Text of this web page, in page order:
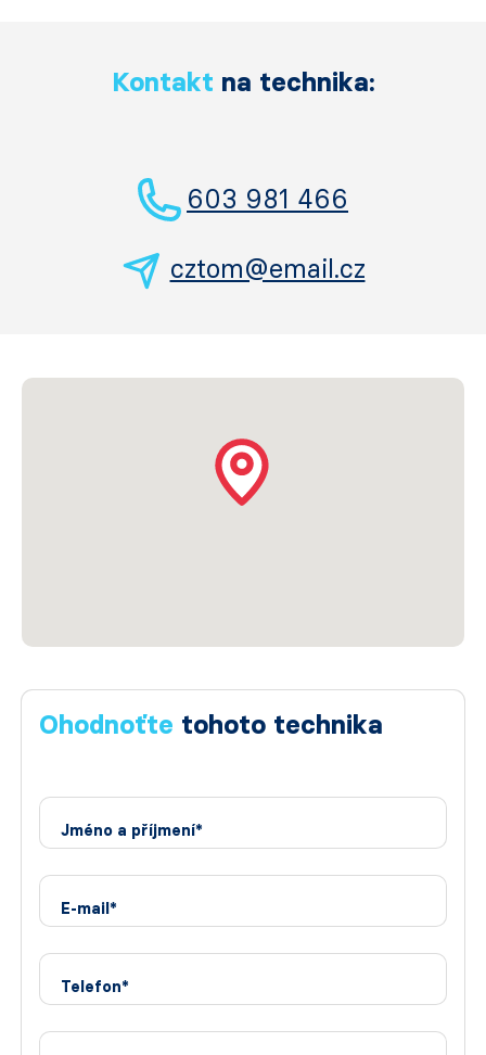
Kontakt na technika:
603 981 466
cztom@email.cz
Ohodnoťte tohoto technika
Jméno a příjmení*
E-mail*
Telefon*